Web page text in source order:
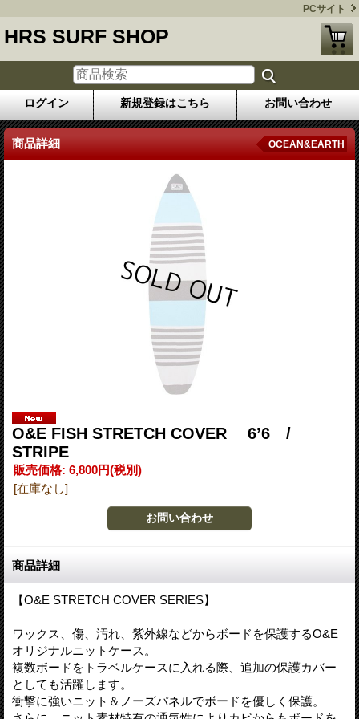
PCサイト
HRS SURF SHOP
ログイン 新規登録はこちら お問い合わせ
商品詳細 OCEAN&EARTH
O&E FISH STRETCH COVER 6’6 /
STRIPE
販売価格: 6,800円(税別)
[在庫なし]
商品詳細
【O&E STRETCH COVER SERIES】
ワックス、傷、汚れ、紫外線などからボードを保護するO&E
オリジナルニットケース。
複数ボードをトラベルケースに入れる際、追加の保護カバー
としても活躍します。
衝撃に強いニット＆ノーズパネルでボードを優しく保護。